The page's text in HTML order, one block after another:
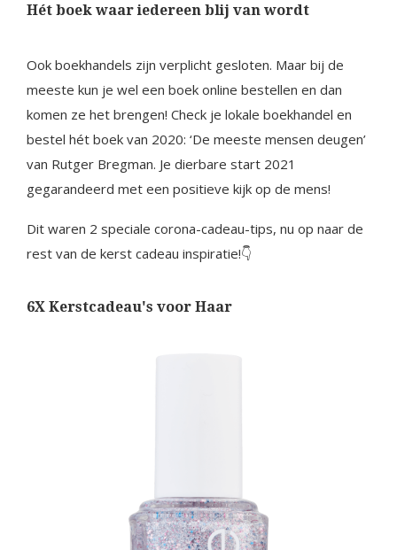
Hét boek waar iedereen blij van wordt
Ook boekhandels zijn verplicht gesloten. Maar bij de
meeste kun je wel een boek online bestellen en dan
komen ze het brengen! Check je lokale boekhandel en
bestel hét boek van 2020: ‘De meeste mensen deugen’
van Rutger Bregman. Je dierbare start 2021
gegarandeerd met een positieve kijk op de mens!
Dit waren 2 speciale corona-cadeau-tips, nu op naar de
rest van de kerst cadeau inspiratie!👇
6X Kerstcadeau's voor Haar